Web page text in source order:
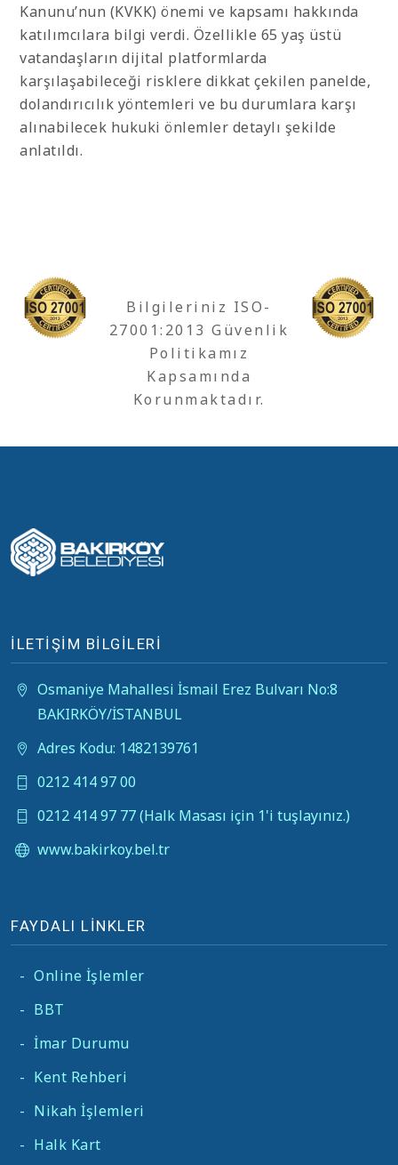
Kanunu’nun (KVKK) önemi ve kapsamı hakkında
katılımcılara bilgi verdi. Özellikle 65 yaş üstü
vatandaşların dijital platformlarda
karşılaşabileceği risklere dikkat çekilen panelde,
dolandırıcılık yöntemleri ve bu durumlara karşı
alınabilecek hukuki önlemler detaylı şekilde
anlatıldı.
Bilgileriniz ISO-
27001:2013 Güvenlik
Politikamız
Kapsamında
Korunmaktadır.
İLETİŞİM BİLGİLERİ
Osmaniye Mahallesi İsmail Erez Bulvarı No:8
BAKIRKÖY/İSTANBUL
Adres Kodu: 1482139761
0212 414 97 00
0212 414 97 77 (Halk Masası için 1'i tuşlayınız.)
www.bakirkoy.bel.tr
FAYDALI LİNKLER
- Online İşlemler
- BBT
- İmar Durumu
- Kent Rehberi
- Nikah İşlemleri
- Halk Kart